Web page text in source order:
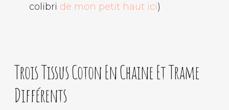
colibri de mon petit haut ici)
Trois Tissus Coton En Chaine Et Trame
Différents